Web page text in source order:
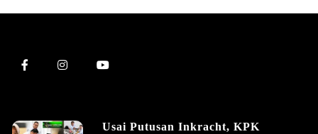
Usai Putusan Inkracht, KPK